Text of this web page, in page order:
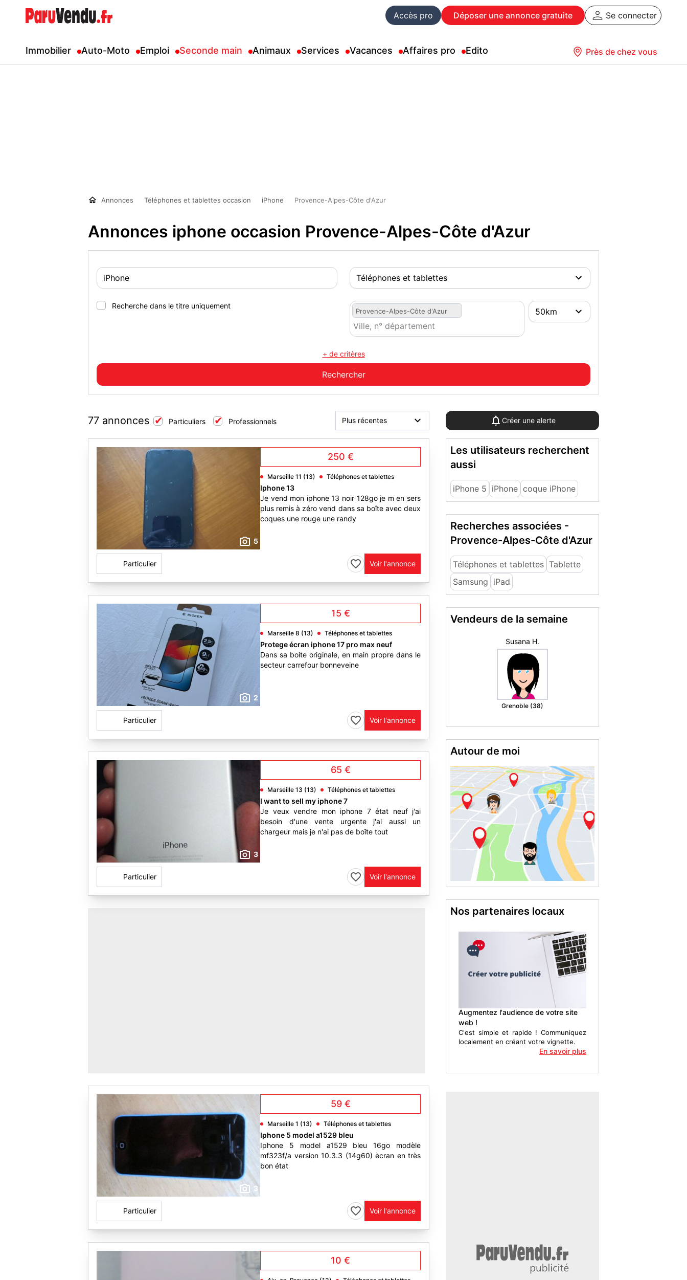
Accès pro Déposer une annonce gratuite Se connecter
Immobilier Auto-Moto Emploi Seconde main Animaux Services Vacances Affaires pro Edito Près de chez vous
Annonces Téléphones et tablettes occasion iPhone Provence-Alpes-Côte d'Azur
Annonces iphone occasion Provence-Alpes-Côte d'Azur
Recherche dans le titre uniquement
Provence-Alpes-Côte d'Azur
+ de critères
77 annonces Particuliers Professionnels Créer une alerte
5
250 €
Marseille 11 (13) Téléphones et tablettes
Iphone 13
Je vend mon iphone 13 noir 128go je m en sers
plus remis à zéro vend dans sa boîte avec deux
coques une rouge une randy
Particulier Voir l'annonce
2
15 €
Marseille 8 (13) Téléphones et tablettes
Protege écran iphone 17 pro max neuf
Dans sa boite originale, en main propre dans le
secteur carrefour bonneveine
Particulier Voir l'annonce
3
65 €
Marseille 13 (13) Téléphones et tablettes
I want to sell my iphone 7
Je veux vendre mon iphone 7 état neuf j'ai
besoin d'une vente urgente j'ai aussi un
chargeur mais je n'ai pas de boîte tout
Particulier Voir l'annonce
3
59 €
Marseille 1 (13) Téléphones et tablettes
Iphone 5 model a1529 bleu
Iphone 5 model a1529 bleu 16go modèle
mf323f/a version 10.3.3 (14g60) ècran en très
bon état
Particulier Voir l'annonce
10 €
Les utilisateurs recherchent
aussi
iPhone 5 iPhone coque iPhone
Recherches associées -
Provence-Alpes-Côte d'Azur
Téléphones et tablettes Tablette
Samsung iPad
Vendeurs de la semaine
labuche89
Montargis (45)
Autour de moi
Nos partenaires locaux
Augmentez l'audience de votre site
web !
C'est simple et rapide ! Communiquez
localement en créant votre vignette.
En savoir plus